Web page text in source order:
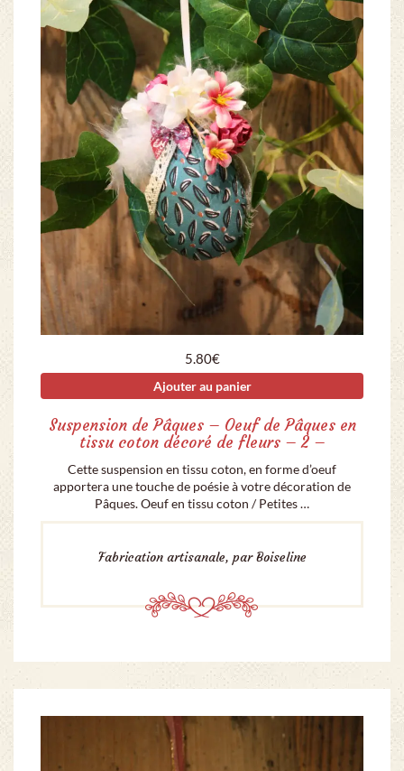
5.80€
Ajouter au panier
Suspension de Pâques – Oeuf de Pâques en
tissu coton décoré de fleurs – 2 –
Cette suspension en tissu coton, en forme d’oeuf
apportera une touche de poésie à votre décoration de
Pâques. Oeuf en tissu coton / Petites …
Fabrication artisanale, par Boiseline